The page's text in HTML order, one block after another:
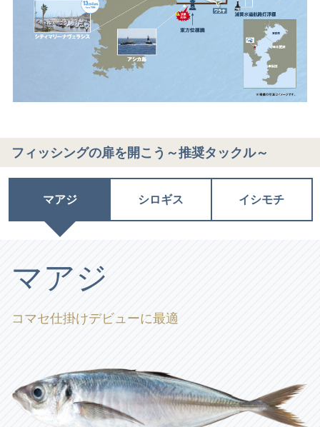
フィッシングの扉を開こう～推奨タックル～
マアジ シロギス イシモチ
マアジ
コマセ仕掛けデビューに最適